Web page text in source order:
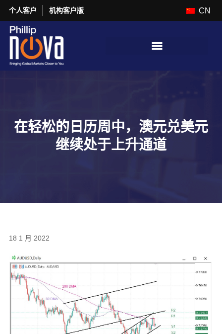
个人客户 机构客户版 CN
在轻松的日历周中，澳元兑美元
继续处于上升通道
18 1 月 2022